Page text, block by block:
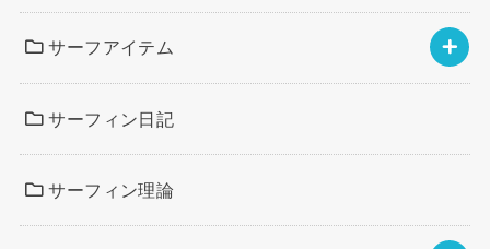
サーフアイテム
サーフィン日記
サーフィン理論